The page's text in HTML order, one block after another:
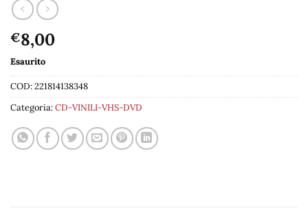
€8,00
Esaurito
COD:221814138348
Categoria:CD-VINILI-VHS-DVD